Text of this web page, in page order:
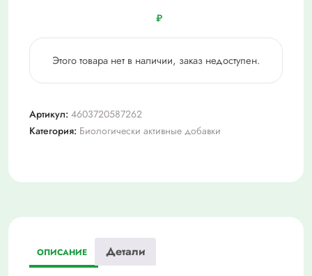
₽
Этого товара нет в наличии, заказ недоступен.
Артикул: 4603720587262
Категория: Биологически активные добавки
ОПИСАНИЕ Детали